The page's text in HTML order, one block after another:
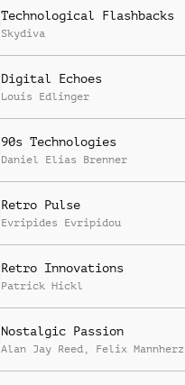
Technological Flashbacks
Skydiva
Digital Echoes
Louis Edlinger
90s Technologies
Daniel Elias Brenner
Retro Pulse
Evripides Evripidou
Retro Innovations
Patrick Hickl
Nostalgic Passion
Alan Jay Reed , Felix Mannherz